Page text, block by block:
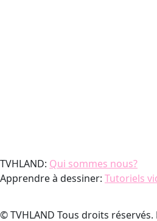
TVHLAND: Qui sommes nous?
Apprendre à dessiner: Tutoriels
© TVHLAND Tous droits